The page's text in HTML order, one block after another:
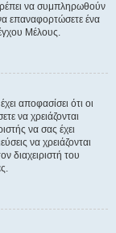
να συμπληρωθούν
επαναφορτώσετε ένα
Μέλους.
αποφασίσει ότι οι
να χρειάζονται
να σας έχει
να χρειάζονται
διαχειριστή του